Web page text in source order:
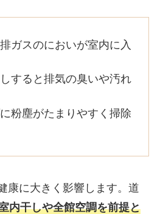
ガスのにおいが室内に入
すると排気の臭いや汚れ
粉塵がたまりやすく掃除
康に大きく影響します。道
内干しや全館空調を前提と